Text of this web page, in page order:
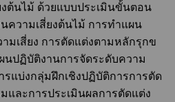
ต้นไม้ ด้วยแบบประเมินขั้นตอน
ความเสี่ยงต้นไม้ การทำแผน
มเสี่ยง การตัดแต่งตามหลักรุกข
นปฏิบัติงานการจัดระดับความ
แบ่งกลุ่มฝึกเชิงปฏิบัติการการตัด
ละการประเมินผลการตัดแต่ง